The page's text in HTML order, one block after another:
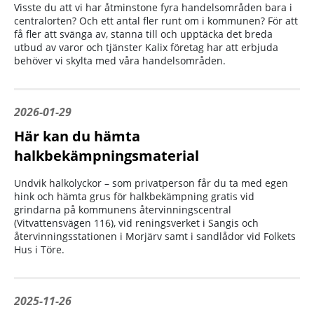
Visste du att vi har åtminstone fyra handelsområden bara i
centralorten? Och ett antal fler runt om i kommunen? För att
få fler att svänga av, stanna till och upptäcka det breda
utbud av varor och tjänster Kalix företag har att erbjuda
behöver vi skylta med våra handelsområden.
2026-01-29
Här kan du hämta
halkbekämpningsmaterial
Undvik halkolyckor – som privatperson får du ta med egen
hink och hämta grus för halkbekämpning gratis vid
grindarna på kommunens återvinningscentral
(Vitvattensvägen 116), vid reningsverket i Sangis och
återvinningsstationen i Morjärv samt i sandlådor vid Folkets
Hus i Töre.
2025-11-26